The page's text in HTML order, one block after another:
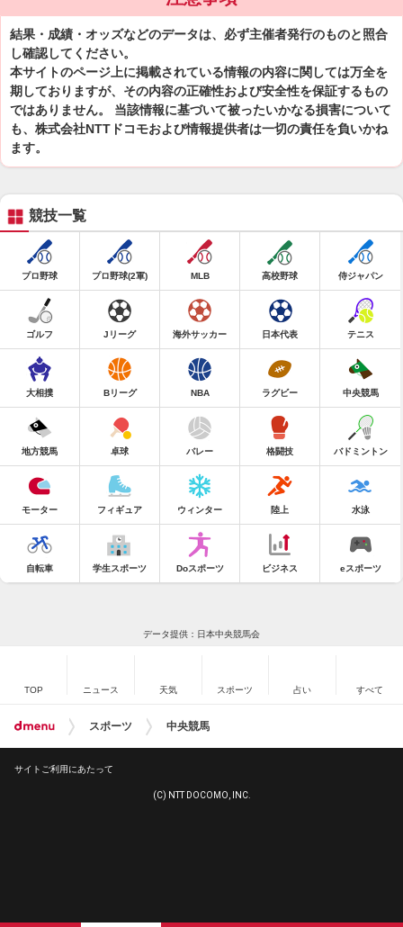
結果・成績・オッズなどのデータは、必ず主催者発行のものと照合
し確認してください。
本サイトのページ上に掲載されている情報の内容に関しては万全を
期しておりますが、その内容の正確性および安全性を保証するもの
ではありません。 当該情報に基づいて被ったいかなる損害について
も、株式会社NTTドコモおよび情報提供者は一切の責任を負いかね
ます。
競技一覧
プロ野球 プロ野球(2軍) MLB 高校野球 侍ジャパン
ゴルフ Jリーグ 海外サッカー 日本代表 テニス
大相撲 Bリーグ NBA ラグビー 中央競馬
地方競馬 卓球 バレー 格闘技 バドミントン
モーター フィギュア ウィンター 陸上 水泳
自転車 学生スポーツ Doスポーツ ビジネス eスポーツ
データ提供：日本中央競馬会
TOP ニュース 天気 スポーツ 占い すべて
スポーツ 中央競馬
サイトご利用にあたって
(C) NTT DOCOMO, INC.